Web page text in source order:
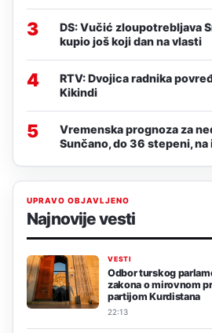
3
DS: Vučić zloupotrebljava
kupio još koji dan na vlasti
4
RTV: Dvojica radnika
Kikindi
5
Vremenska prognoza za
Sunčano, do 36 stepeni,
UPRAVO OBJAVLJENO
Najnovije vesti
VESTI
Odbor turskog
zakona o mirovnom
partijom Kurdistana
22:13